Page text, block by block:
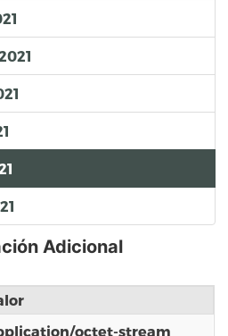
Adicional
octet-stream